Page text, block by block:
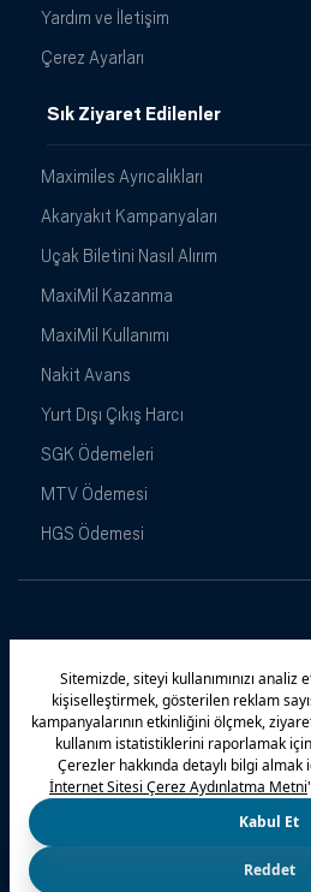
Yardım ve İletişim
Çerez Ayarları
Sık Ziyaret Edilenler
Maximiles Ayrıcalıkları
Akaryakıt Kampanyaları
Uçak Biletini Nasıl Alırım
MaxiMil Kazanma
MaxiMil Kullanımı
Nakit Avans
Yurt Dışı Çıkış Harcı
SGK Ödemeleri
MTV Ödemesi
HGS Ödemesi
© 2026 Türkiye İş
Maximiles Kampanyalar
Gizlilik Politikamız
Çerez Politikası Kişisel